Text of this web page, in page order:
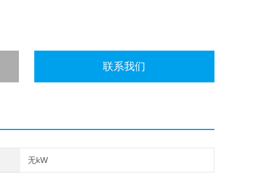
联系我们
无kW